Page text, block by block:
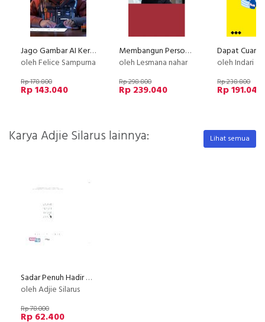
Jago Gambar AI Keren
oleh Felice Sampurna
Rp 178.800
Rp 143.040
Membangun Personal Branding yang Kuat
oleh Lesmana nahar
Rp 298.800
Rp 239.040
oleh Indari
Rp 238.800
Rp 191.040
Karya Adjie Silarus lainnya: Lihat semua
Sadar Penuh Hadir Utuh
oleh Adjie Silarus
Rp 78.000
Rp 62.400